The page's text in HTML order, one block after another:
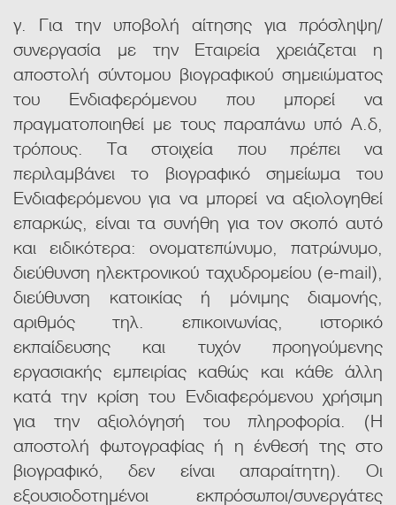
γ. Για την υποβολή αίτησης για πρόσληψη/
συνεργασία με την Εταιρεία χρειάζεται η
αποστολή σύντομου βιογραφικού σημειώματος
του Ενδιαφερόμενου που μπορεί να
πραγματοποιηθεί με τους παραπάνω υπό Α.δ,
τρόπους. Τα στοιχεία που πρέπει να
περιλαμβάνει το βιογραφικό σημείωμα του
Ενδιαφερόμενου για να μπορεί να αξιολογηθεί
επαρκώς, είναι τα συνήθη για τον σκοπό αυτό
και ειδικότερα: ονοματεπώνυμο, πατρώνυμο,
διεύθυνση ηλεκτρονικού ταχυδρομείου (e-mail),
διεύθυνση κατοικίας ή μόνιμης διαμονής,
αριθμός τηλ. επικοινωνίας, ιστορικό
εκπαίδευσης και τυχόν προηγούμενης
εργασιακής εμπειρίας καθώς και κάθε άλλη
κατά την κρίση του Ενδιαφερόμενου χρήσιμη
για την αξιολόγησή του πληροφορία. (Η
αποστολή φωτογραφίας ή η ένθεσή της στο
βιογραφικό, δεν είναι απαραίτητη). Οι
εξουσιοδοτημένοι εκπρόσωποι/συνεργάτες